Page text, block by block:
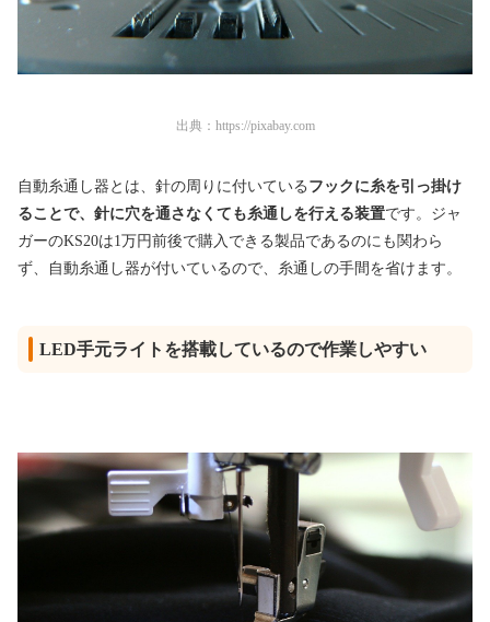
出典： https://pixabay.com
自動糸通し器とは、針の周りに付いている フックに糸を引っ掛け
ることで、針に穴を通さなくても糸通しを行える装置です。ジャ
ガーのKS20は1万円前後で購入できる製品であるのにも関わら
ず、自動糸通し器が付いているので、糸通しの手間を省けます。
LED手元ライトを搭載しているので作業しやすい